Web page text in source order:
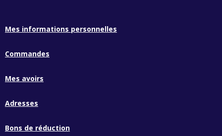
Mes informations personnelles
Commandes
Mes avoirs
Adresses
Bons de réduction